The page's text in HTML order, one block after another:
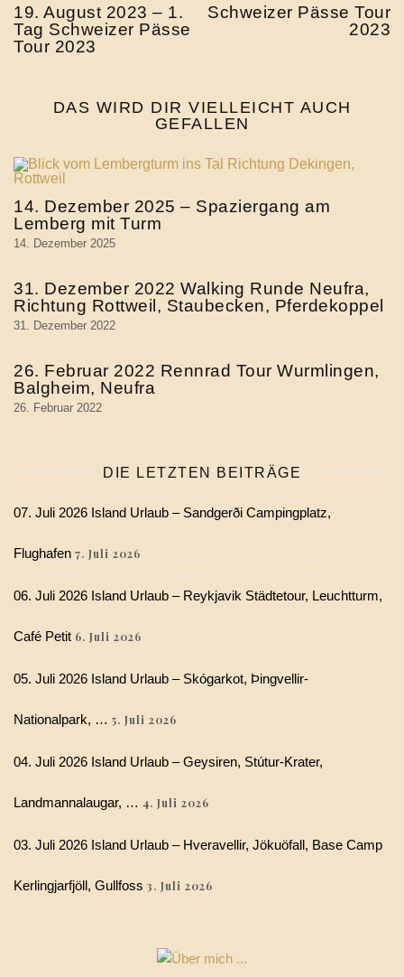
19. August 2023 – 1.
Tag Schweizer Pässe
Tour 2023
Schweizer Pässe Tour
2023
DAS WIRD DIR VIELLEICHT AUCH
GEFALLEN
14. Dezember 2025 – Spaziergang am
Lemberg mit Turm
14. Dezember 2025
31. Dezember 2022 Walking Runde Neufra,
Richtung Rottweil, Staubecken, Pferdekoppel
31. Dezember 2022
26. Februar 2022 Rennrad Tour Wurmlingen,
Balgheim, Neufra
26. Februar 2022
DIE LETZTEN BEITRÄGE
07. Juli 2026 Island Urlaub – Sandgerði Campingplatz,
Flughafen 7. Juli 2026
06. Juli 2026 Island Urlaub – Reykjavik Städtetour, Leuchtturm,
Café Petit 6. Juli 2026
05. Juli 2026 Island Urlaub – Skógarkot, Þingvellir-
Nationalpark, … 5. Juli 2026
04. Juli 2026 Island Urlaub – Geysiren, Stútur-Krater,
Landmannalaugar, … 4. Juli 2026
03. Juli 2026 Island Urlaub – Hveravellir, Jökuöfall, Base Camp
Kerlingjarfjöll, Gullfoss 3. Juli 2026